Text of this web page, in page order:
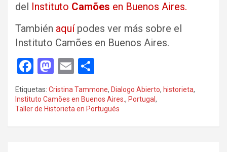
del Instituto Camões en Buenos Aires.
También aquí podes ver más sobre el
Instituto Camões en Buenos Aires.
F
a
ce
b
o
M
a
st
o
d
E
m
ail m
p
ar
Etiquetas: Cristina Tammone, Dialogo Abierto, historieta,
Instituto Camões en Buenos Aires. , Portugal ,
Taller de Historieta en Portugués